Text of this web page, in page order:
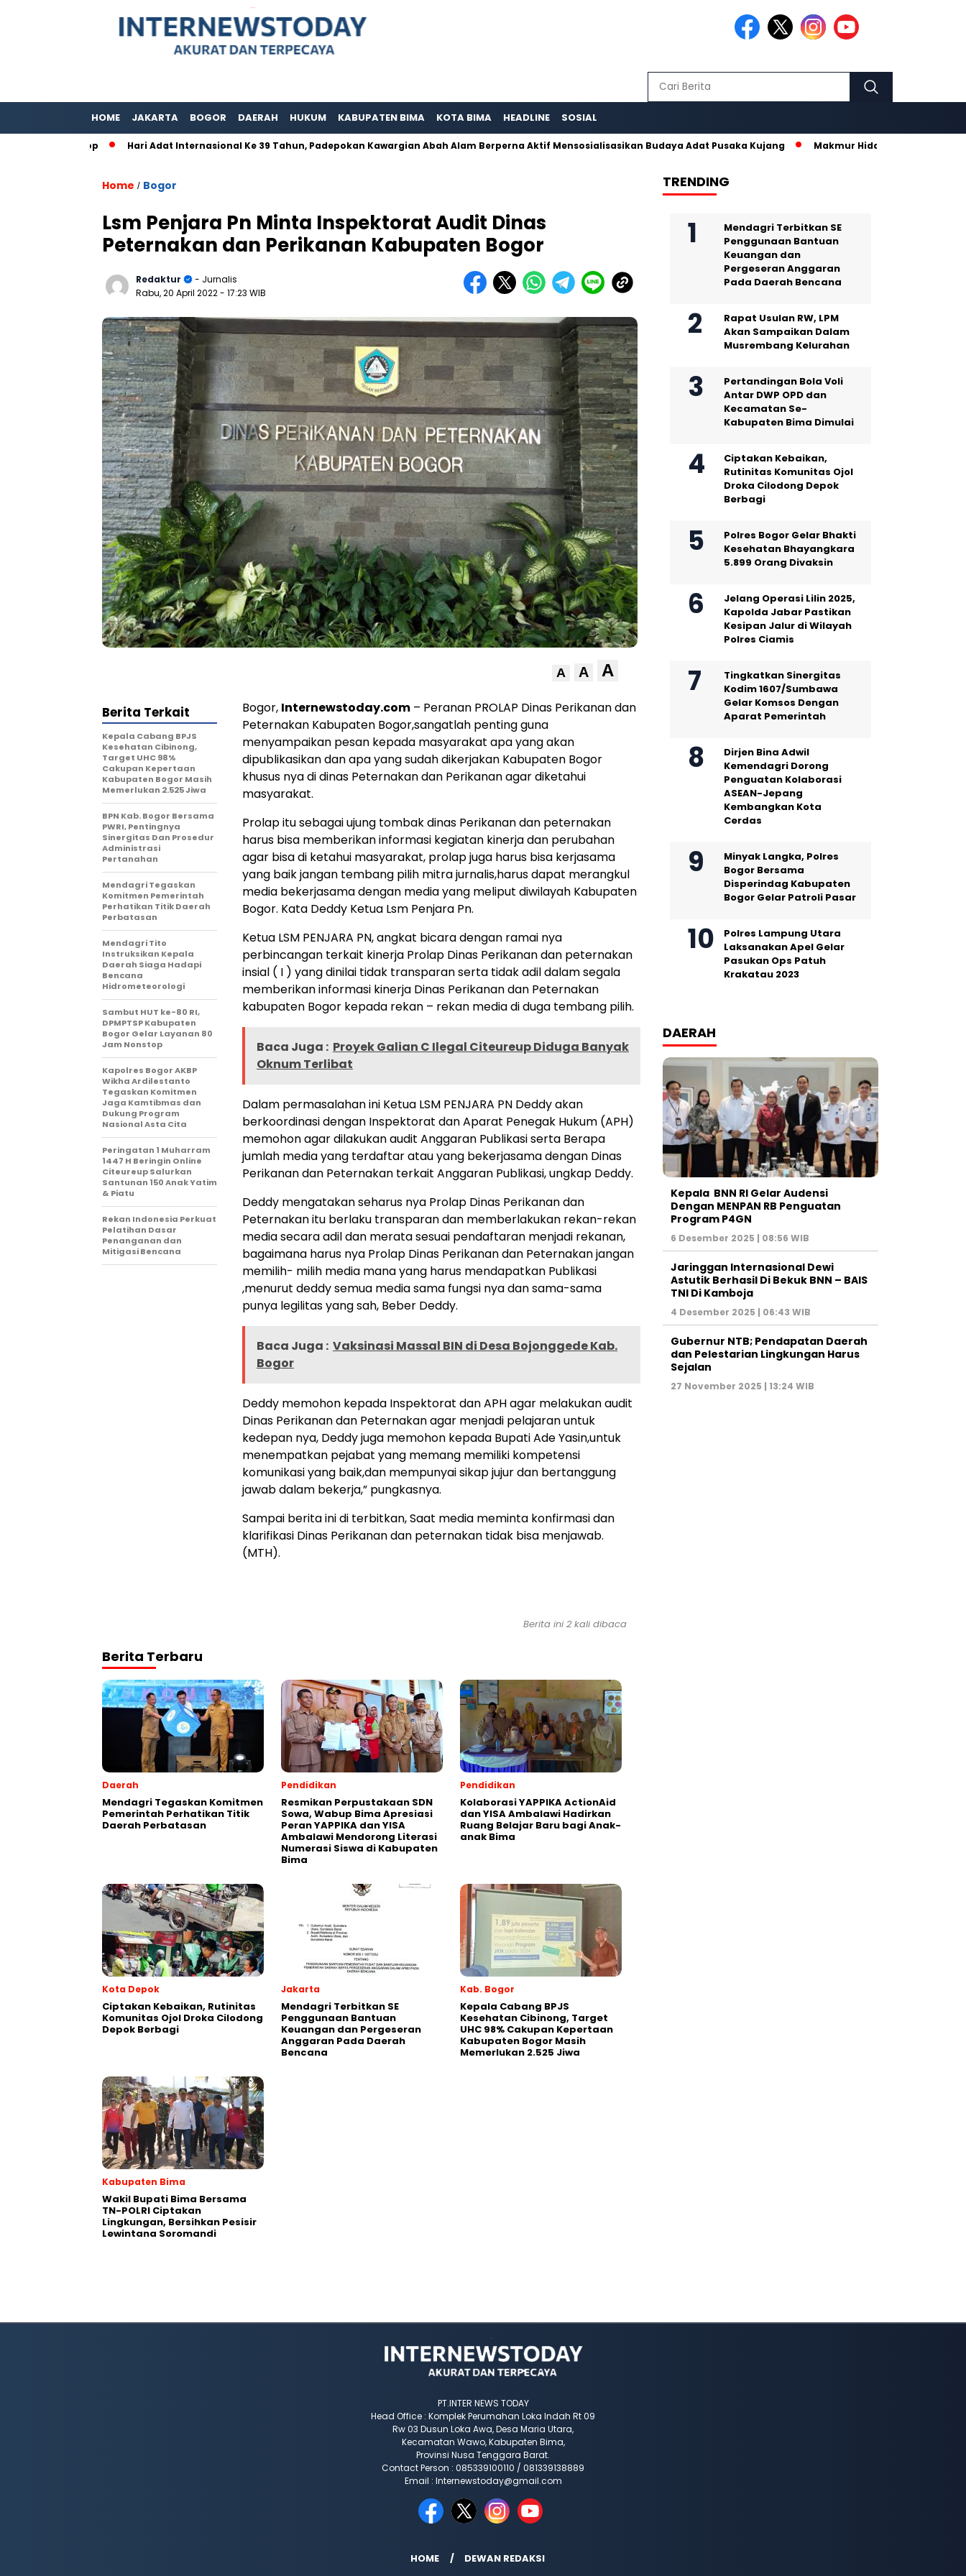
HOME JAKARTA BOGOR DAERAH HUKUM KABUPATEN BIMA KOTA BIMA HEADLINE SOSIAL
Hari Adat Internasional Ke 39 Tahun, Padepokan Kawargian Abah Alam Berperna Aktif Mensosialisasikan Budaya Adat Pusaka Kujang Makmur Hidayat dan Nurhanisda,
Home / Bogor
Lsm Penjara Pn Minta Inspektorat Audit Dinas
Peternakan dan Perikanan Kabupaten Bogor
Redaktur
- Jurnalis
Rabu, 20 April 2022- 17:23 WIB
A A A
Bogor, Internewstoday.com – Peranan PROLAP Dinas Perikanan dan
Peternakan Kabupaten Bogor,sangatlah penting guna
menyampaikan pesan kepada masyarakat apa yang akan
dipublikasikan dan apa yang sudah dikerjakan Kabupaten Bogor
khusus nya di dinas Peternakan dan Perikanan agar diketahui
masyarakat.
Prolap itu sebagai ujung tombak dinas Perikanan dan peternakan
harus bisa memberikan informasi kegiatan kinerja dan perubahan
agar bisa di ketahui masyarakat, prolap juga harus bisa kerjasama
yang baik jangan tembang pilih mitra jurnalis,harus dapat merangkul
media bekerjasama dengan media yang meliput diwilayah Kabupaten
Bogor. Kata Deddy Ketua Lsm Penjara Pn.
Ketua LSM PENJARA PN, angkat bicara dengan ramai nya
perbincangan terkait kinerja Prolap Dinas Perikanan dan peternakan
insial ( I ) yang dinilai tidak transparan serta tidak adil dalam segala
memberikan informasi kinerja Dinas Perikanan dan Peternakan
kabupaten Bogor kepada rekan – rekan media di duga tembang pilih.
Baca Juga : Proyek Galian C Ilegal Citeureup Diduga Banyak
Oknum Terlibat
Dalam permasalahan ini Ketua LSM PENJARA PN Deddy akan
berkoordinasi dengan Inspektorat dan Aparat Penegak Hukum (APH)
memohon agar dilakukan audit Anggaran Publikasi serta Berapa
jumlah media yang terdaftar atau yang bekerjasama dengan Dinas
Perikanan dan Peternakan terkait Anggaran Publikasi, ungkap Deddy.
Deddy mengatakan seharus nya Prolap Dinas Perikanan dan
Peternakan itu berlaku transparan dan memberlakukan rekan-rekan
media secara adil dan merata sesuai pendaftaran menjadi rekanan,
bagaimana harus nya Prolap Dinas Perikanan dan Peternakan jangan
memilih- milih media mana yang harus mendapatkan Publikasi
,menurut deddy semua media sama fungsi nya dan sama-sama
punya legilitas yang sah, Beber Deddy.
Baca Juga : Vaksinasi Massal BIN di Desa Bojonggede Kab.
Bogor
Deddy memohon kepada Inspektorat dan APH agar melakukan audit
Dinas Perikanan dan Peternakan agar menjadi pelajaran untuk
kedepan nya, Deddy juga memohon kepada Bupati Ade Yasin,untuk
menempatkan pejabat yang memang memiliki kompetensi
komunikasi yang baik,dan mempunyai sikap jujur dan bertanggung
jawab dalam bekerja,” pungkasnya.
Sampai berita ini di terbitkan, Saat media meminta konfirmasi dan
klarifikasi Dinas Perikanan dan peternakan tidak bisa menjawab.
(MTH).
Berita Terkait
Kepala Cabang BPJS
Kesehatan Cibinong,
Target UHC 98%
Cakupan Kepertaan
Kabupaten Bogor Masih
Memerlukan 2.525 Jiwa
BPN Kab. Bogor Bersama
PWRI, Pentingnya
Sinergitas Dan Prosedur
Administrasi
Pertanahan
Mendagri Tegaskan
Komitmen Pemerintah
Perhatikan Titik Daerah
Perbatasan
Mendagri Tito
Instruksikan Kepala
Daerah Siaga Hadapi
Bencana
Hidrometeorologi
Sambut HUT ke-80 RI,
DPMPTSP Kabupaten
Bogor Gelar Layanan 80
Jam Nonstop
Kapolres Bogor AKBP
Wikha Ardilestanto
Tegaskan Komitmen
Jaga Kamtibmas dan
Dukung Program
Nasional Asta Cita
Peringatan 1 Muharram
1447 H Beringin Online
Citeureup Salurkan
Santunan 150 Anak Yatim
& Piatu
Rekan Indonesia Perkuat
Pelatihan Dasar
Penanganan dan
Mitigasi Bencana
Berita ini 2 kali dibaca
Berita Terbaru
Daerah
Mendagri Tegaskan Komitmen
Pemerintah Perhatikan Titik
Daerah Perbatasan
Pendidikan
Resmikan Perpustakaan SDN
Sowa, Wabup Bima Apresiasi
Peran YAPPIKA dan YISA
Ambalawi Mendorong Literasi
Numerasi Siswa di Kabupaten
Bima
Pendidikan
Kolaborasi YAPPIKA ActionAid
dan YISA Ambalawi Hadirkan
Ruang Belajar Baru bagi Anak-
anak Bima
Kota Depok
Ciptakan Kebaikan, Rutinitas
Komunitas Ojol Droka Cilodong
Depok Berbagi
Jakarta
Mendagri Terbitkan SE
Penggunaan Bantuan
Keuangan dan Pergeseran
Anggaran Pada Daerah
Bencana
Kab. Bogor
Kepala Cabang BPJS
Kesehatan Cibinong, Target
UHC 98% Cakupan Kepertaan
Kabupaten Bogor Masih
Memerlukan 2.525 Jiwa
Kabupaten Bima
Wakil Bupati Bima Bersama
TN-POLRI Ciptakan
Lingkungan, Bersihkan Pesisir
Lewintana Soromandi
TRENDING
Mendagri Terbitkan SE
Penggunaan Bantuan
Keuangan dan
Pergeseran Anggaran
Pada Daerah Bencana
Rapat Usulan RW, LPM
Akan Sampaikan Dalam
Musrembang Kelurahan
Pertandingan Bola Voli
Antar DWP OPD dan
Kecamatan Se-
Kabupaten Bima Dimulai
Ciptakan Kebaikan,
Rutinitas Komunitas Ojol
Droka Cilodong Depok
Berbagi
Polres Bogor Gelar Bhakti
Kesehatan Bhayangkara
5.899 Orang Divaksin
Jelang Operasi Lilin 2025,
Kapolda Jabar Pastikan
Kesipan Jalur di Wilayah
Polres Ciamis
Tingkatkan Sinergitas
Kodim 1607/Sumbawa
Gelar Komsos Dengan
Aparat Pemerintah
Dirjen Bina Adwil
Kemendagri Dorong
Penguatan Kolaborasi
ASEAN-Jepang
Kembangkan Kota
Cerdas
Minyak Langka, Polres
Bogor Bersama
Disperindag Kabupaten
Bogor Gelar Patroli Pasar
Polres Lampung Utara
Laksanakan Apel Gelar
Pasukan Ops Patuh
Krakatau 2023
DAERAH
Kepala BNN RI Gelar Audensi
Dengan MENPAN RB Penguatan
Program P4GN
6 Desember 2025 | 08:56 WIB
Jaringgan Internasional Dewi
Astutik Berhasil Di Bekuk BNN – BAIS
TNI Di Kamboja
4 Desember 2025 | 06:43 WIB
Gubernur NTB; Pendapatan Daerah
dan Pelestarian Lingkungan Harus
Sejalan
27 November 2025 | 13:24 WIB
PT.INTER NEWS TODAY
Head Office : Komplek Perumahan Loka Indah Rt 09
Rw 03 Dusun Loka Awa, Desa Maria Utara,
Kecamatan Wawo, Kabupaten Bima,
Provinsi Nusa Tenggara Barat.
Contact Person : 085339100110 / 081339138889
Email : Internewstoday@gmail.com
HOME DEWAN REDAKSI